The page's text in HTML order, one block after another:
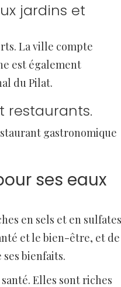
jardins et
La ville compte
est également
du Pilat.
restaurants.
gastronomique
ses eaux
en sels et en
et le bien-être, et de
bienfaits.
Elles sont riches